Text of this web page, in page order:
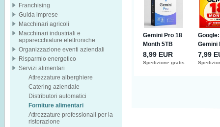
Franchising
Guida imprese
Macchinari agricoli
Macchinari industriali e
apparecchiature elettroniche
Organizzazione eventi aziendali
Risparmio energetico
Servizi alimentari
Attrezzature alberghiere
Catering aziendale
Distributori automatici
Forniture alimentari
Attrezzature professionali per la
ristorazione